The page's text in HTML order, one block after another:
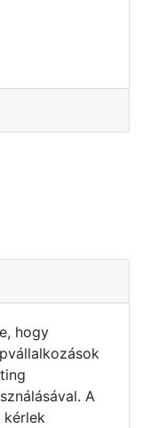
hogy
A
kérlek